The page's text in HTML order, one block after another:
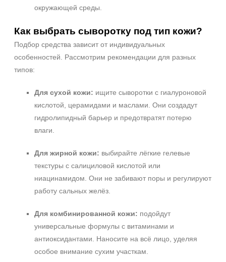
окружающей среды.
Как выбрать сыворотку под тип кожи?
Подбор средства зависит от индивидуальных
особенностей. Рассмотрим рекомендации для разных
типов:
Для сухой кожи: ищите сыворотки с гиалуроновой
кислотой, церамидами и маслами. Они создадут
гидролипидный барьер и предотвратят потерю
влаги.
Для жирной кожи: выбирайте лёгкие гелевые
текстуры с салициловой кислотой или
ниацинамидом. Они не забивают поры и регулируют
работу сальных желёз.
Для комбинированной кожи: подойдут
универсальные формулы с витаминами и
антиоксидантами. Наносите на всё лицо, уделяя
особое внимание сухим участкам.